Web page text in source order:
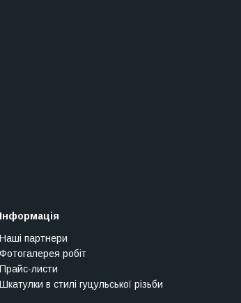
Інформація
Наші партнери
Фотогалерея робіт
Прайс-листи
Шкатулки в стилі гуцульської різьби